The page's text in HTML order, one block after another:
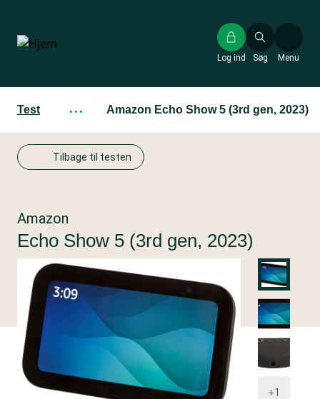
hovedindhold
Søg
Log ind Menu
Test ··· Amazon Echo Show 5 (3rd gen, 2023)
Tilbage til testen
+1
Amazon
Echo Show 5 (3rd gen, 2023)